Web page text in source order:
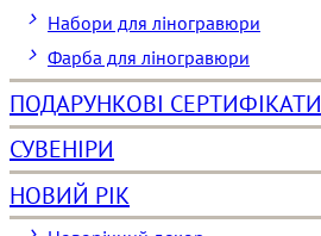
Набори для ліногравюри
Фарба для ліногравюри
ПОДАРУНКОВІ СЕРТИФІКАТИ
СУВЕНІРИ
НОВИЙ РІК